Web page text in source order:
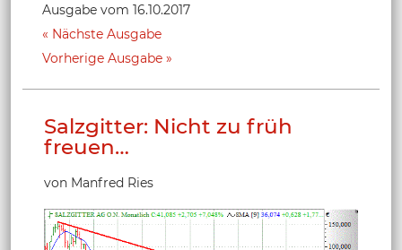
Ausgabe vom 16.10.2017
Nächste Ausgabe
Vorherige Ausgabe
Salzgitter: Nicht zu früh
freuen…
von Manfred Ries